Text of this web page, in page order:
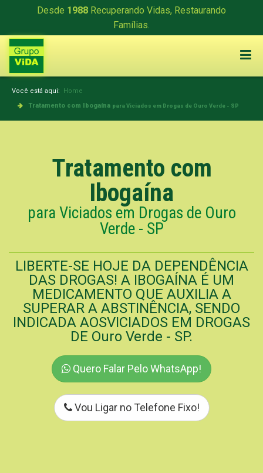
Desde 1988 Recuperando Vidas, Restaurando
Famílias.
Você está aqui: Home
Tratamento com Ibogaína para Viciados em Drogas de Ouro Verde - SP
Tratamento com
Ibogaína
para Viciados em Drogas de Ouro
Verde - SP
LIBERTE-SE HOJE DA DEPENDÊNCIA
DAS DROGAS! A IBOGAÍNA É UM
MEDICAMENTO QUE AUXILIA A
SUPERAR A ABSTINÊNCIA, SENDO
INDICADA AOSVICIADOS EM DROGAS
DE Ouro Verde - SP.
Quero Falar Pelo WhatsApp!
Vou Ligar no Telefone Fixo!